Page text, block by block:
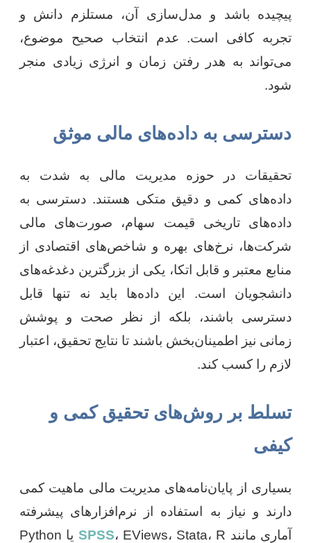
پیچیده باشد و مدل‌سازی آن، مستلزم دانش و
تجربه کافی است. عدم انتخاب صحیح موضوع،
می‌تواند به هدر رفتن زمان و انرژی زیادی منجر
شود.
دسترسی به داده‌های مالی موثق
تحقیقات در حوزه مدیریت مالی به شدت به
داده‌های کمی و دقیق متکی هستند. دسترسی به
داده‌های تاریخی قیمت سهام، صورت‌های مالی
شرکت‌ها، نرخ‌های بهره و شاخص‌های اقتصادی از
منابع معتبر و قابل اتکا، یکی از بزرگترین دغدغه‌های
دانشجویان است. این داده‌ها باید نه تنها قابل
دسترسی باشند، بلکه از نظر صحت و پوشش
زمانی نیز اطمینان‌بخش باشند تا نتایج تحقیق، اعتبار
لازم را کسب کند.
تسلط بر روش‌های تحقیق کمی و
کیفی
بسیاری از پایان‌نامه‌های مدیریت مالی ماهیت کمی
دارند و نیاز به استفاده از نرم‌افزارهای پیشرفته
آماری مانند
SPSS
، EViews، Stata، R یا Python